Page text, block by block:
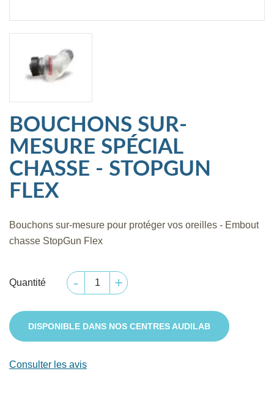
BOUCHONS SUR-
MESURE SPÉCIAL
CHASSE - STOPGUN
FLEX
Bouchons sur-mesure pour protéger vos oreilles - Embout
chasse StopGun Flex
Quantité
DISPONIBLE DANS NOS CENTRES AUDILAB
Consulter les avis